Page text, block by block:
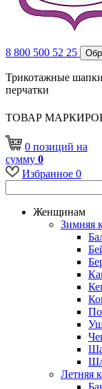
8 800 500 52 25
Трикотажные
перчатки
ТОВАР
0 позиций на
сумму 0
Избранное 0
Женщинам
Зимняя
Летняя